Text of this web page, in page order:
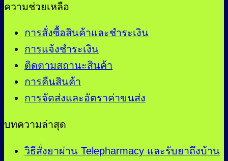
ความช่วยเหลือ
การสั่งซื้อสินค้าและชำระเงิน
การแจ้งชำระเงิน
ติดตามสถานะสินค้า
การคืนสินค้า
การจัดส่งและอัตราค่าขนส่ง
บทความล่าสุด
วิธีสั่งยาผ่าน Telepharmacy และรับยาถึงบ้าน